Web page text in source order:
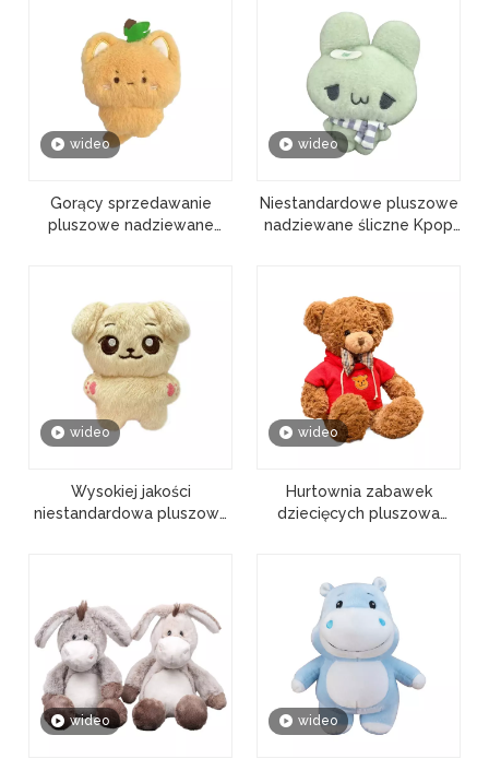
wideo
Gorący sprzedawanie
pluszowe nadziewane
wideo
Niestandardowe pluszowe
nadziewane śliczne Kpop
wideo
Wysokiej jakości
niestandardowa pluszowa
wideo
Hurtownia zabawek
dziecięcych pluszowa
wideo wideo